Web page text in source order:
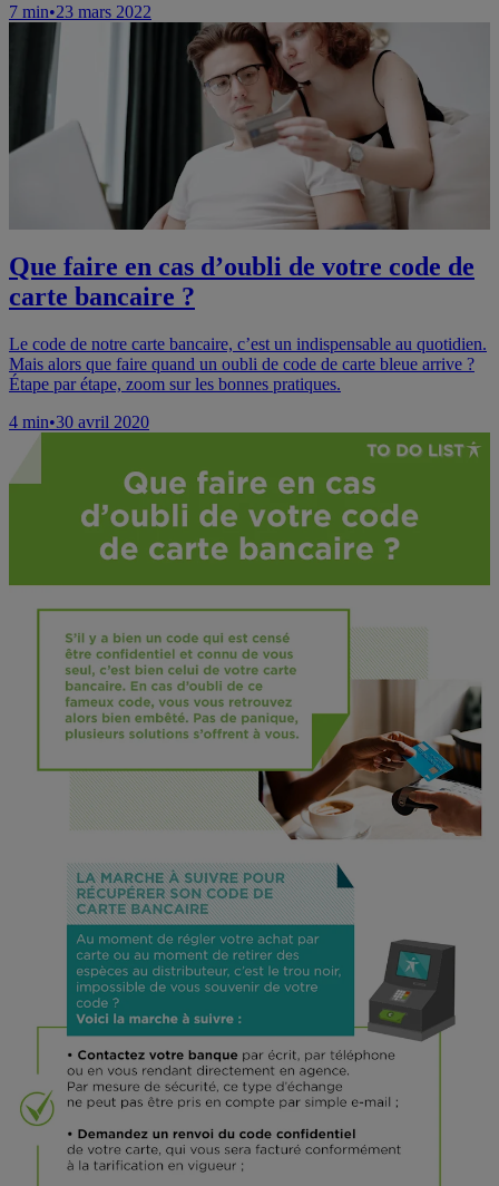
7 min•23 mars 2022
Que faire en cas d’oubli de votre code de
carte bancaire ?
Le code de notre carte bancaire, c’est un indispensable au quotidien.
Mais alors que faire quand un oubli de code de carte bleue arrive ?
Étape par étape, zoom sur les bonnes pratiques.
4 min•30 avril 2020